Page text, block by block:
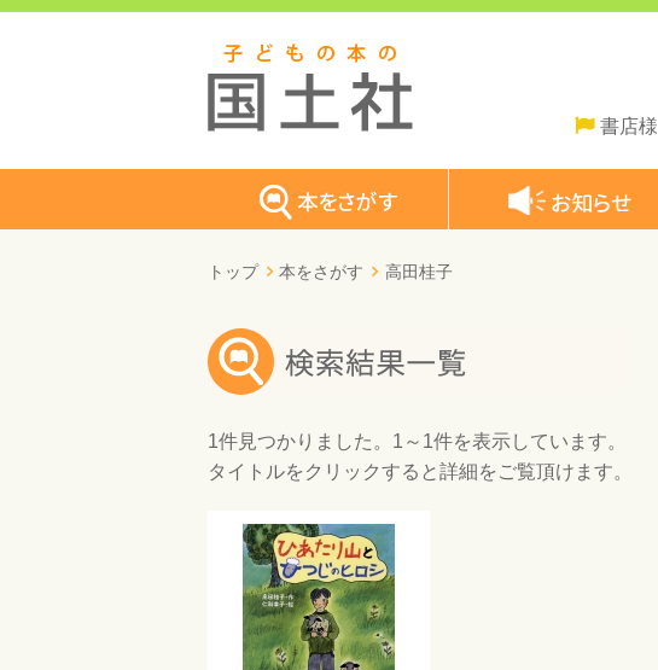
書店様
トップ 本をさがす 高田桂子
1件見つかりました。 1～1件を表示しています。
タイトルをクリックすると詳細をご覧頂けます。